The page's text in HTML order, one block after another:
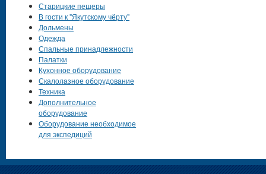
Старицкие пещеры
В гости к "Якутскому чёрту"
Дольмены
Одежда
Спальные принадлежности
Палатки
Кухонное оборудование
Скалолазное оборудование
Техника
Дополнительное
оборудование
Оборудование необходимое
для экспедиций